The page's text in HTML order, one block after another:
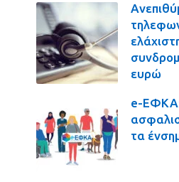
ευρώ
e-ΕΦΚΑ:
τα